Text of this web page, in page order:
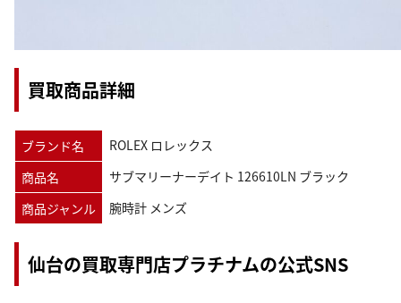
買取商品詳細
ブランド名
ROLEX ロレックス
商品名
サブマリーナーデイト 126610LN ブラック
商品ジャンル
腕時計 メンズ
仙台の買取専門店プラチナムの公式SNS